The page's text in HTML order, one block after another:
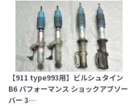
【911 type993用】ビルシュタイン
B6 パフォーマンス ショックアブソー
バー 3…